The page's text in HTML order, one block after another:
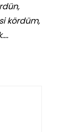
kördüm,